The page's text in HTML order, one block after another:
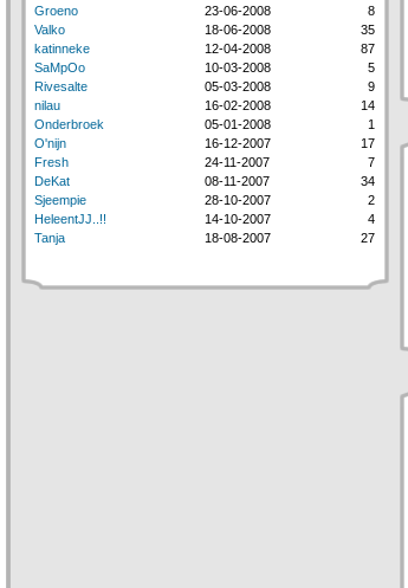
Groeno
23-06-2008
8
Valko
18-06-2008
35
katinneke
12-04-2008
87
SaMpOo
10-03-2008
5
Rivesalte
05-03-2008
9
nilau
16-02-2008
14
Onderbroek
05-01-2008
1
O'nijn
16-12-2007
17
Fresh
24-11-2007
7
DeKat
08-11-2007
34
Sjeempie
28-10-2007
2
HeleentJJ..!!
14-10-2007
4
Tanja
18-08-2007 27